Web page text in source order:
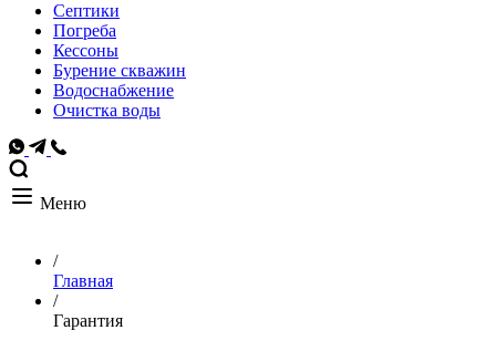
Септики
Погреба
Кессоны
Бурение скважин
Водоснабжение
Очистка воды
Меню
/
Главная
/
Гарантия